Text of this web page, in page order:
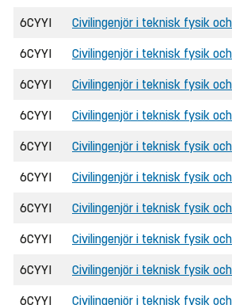
6CYYI Civilingenjör i teknisk fysik
6CYYI Civilingenjör i teknisk fysik
6CYYI Civilingenjör i teknisk fysik
6CYYI Civilingenjör i teknisk fysik
6CYYI Civilingenjör i teknisk fysik
6CYYI Civilingenjör i teknisk fysik
6CYYI Civilingenjör i teknisk fysik
6CYYI Civilingenjör i teknisk fysik
6CYYI Civilingenjör i teknisk fysik
6CYYI Civilingenjör i teknisk fysik